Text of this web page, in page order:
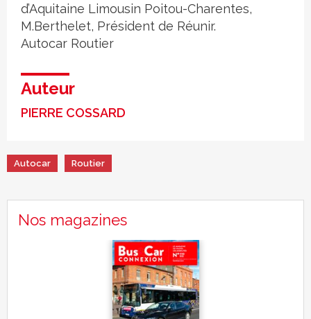
d’Aquitaine Limousin Poitou-Charentes,
M.Berthelet, Président de Réunir.
Autocar Routier
Auteur
PIERRE COSSARD
Autocar Routier
Nos magazines